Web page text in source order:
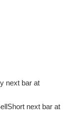
next bar at
next bar at